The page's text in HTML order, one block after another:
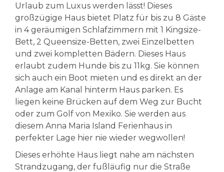
Urlaub zum Luxus werden lässt! Dieses
großzügige Haus bietet Platz für bis zu 8 Gäste
in 4 geräumigen Schlafzimmern mit 1 Kingsize-
Bett, 2 Queensize-Betten, zwei Einzelbetten
und zwei kompletten Bädern. Dieses Haus
erlaubt zudem Hunde bis zu 11kg. Sie können
sich auch ein Boot mieten und es direkt an der
Anlage am Kanal hinterm Haus parken. Es
liegen keine Brücken auf dem Weg zur Bucht
oder zum Golf von Mexiko. Sie werden aus
diesem Anna Maria Island Ferienhaus in
perfekter Lage hier nie wieder wegwollen!
Dieses erhöhte Haus liegt nahe am nächsten
Strandzugang, der fußläufig nur die Straße